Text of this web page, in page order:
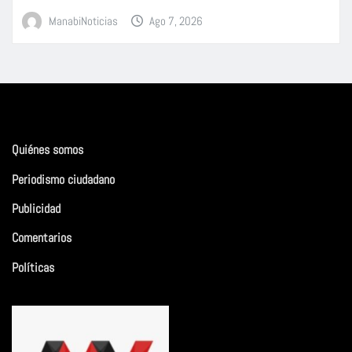
ManabiNoticias Ago 7, 2026
Quiénes somos
Periodismo ciudadano
Publicidad
Comentarios
Políticas